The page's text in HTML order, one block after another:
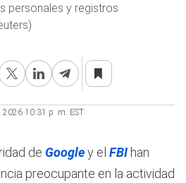
personales y registros
2026 10:31 p. m. EST
de Googley el FBI han
preocupante en la actividad